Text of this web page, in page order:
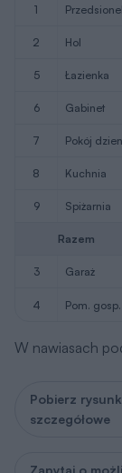
1
2 hol
5 łazienka
6 gabinet
7 pokój
8 kuchnia
9 spiżarnia
Razem
3 garaż
4 pom. gosp.
W nawiasach
Pobierz
szczegółowe
Zapytaj o